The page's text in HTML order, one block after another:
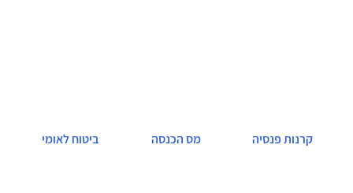
ביטוח לאומי מס הכנסה קרנות פנסיה